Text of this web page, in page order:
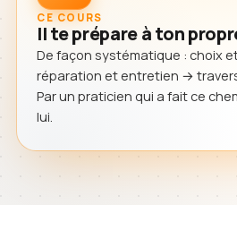
CE COURS
Il te prépare à ton
De façon systématique : choix
réparation et entretien →
Par un praticien qui a fait ce
lui.